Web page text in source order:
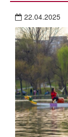
22.04.2025